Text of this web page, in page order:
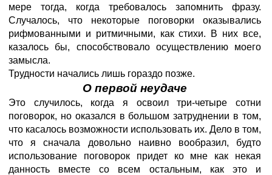
мере тогда, когда требовалось запомнить фразу.
Случалось, что некоторые поговорки оказывались
рифмованными и ритмичными, как стихи. В них все,
казалось бы, способствовало осуществлению моего
замысла.
Трудности начались лишь гораздо позже.
О первой неудаче
Это случилось, когда я освоил три-четыре сотни
поговорок, но оказался в большом затруднении в том,
что касалось возможности использовать их. Дело в том,
что я сначала довольно наивно вообразил, будто
использование поговорок придет ко мне как некая
данность вместе со всем остальным, как это и